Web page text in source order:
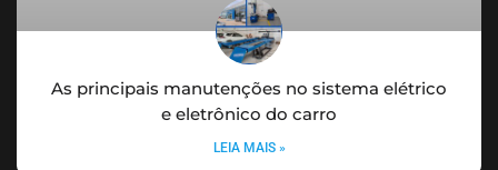
As principais manutenções no sistema elétrico
e eletrônico do carro
LEIA MAIS »